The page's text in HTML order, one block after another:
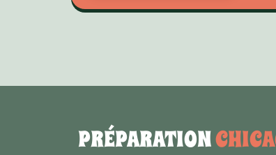
PRÉPARATION